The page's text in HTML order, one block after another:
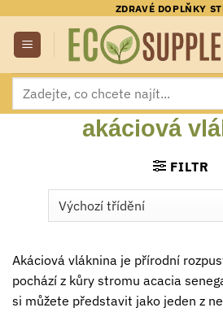
obsah
ZDRAVÉ DOPLŇKY
Hledat:
akáciová
FILTR
Akáciová vláknina je přírodní
pochází z kůry stromu acacia
si můžete představit jako jeden z